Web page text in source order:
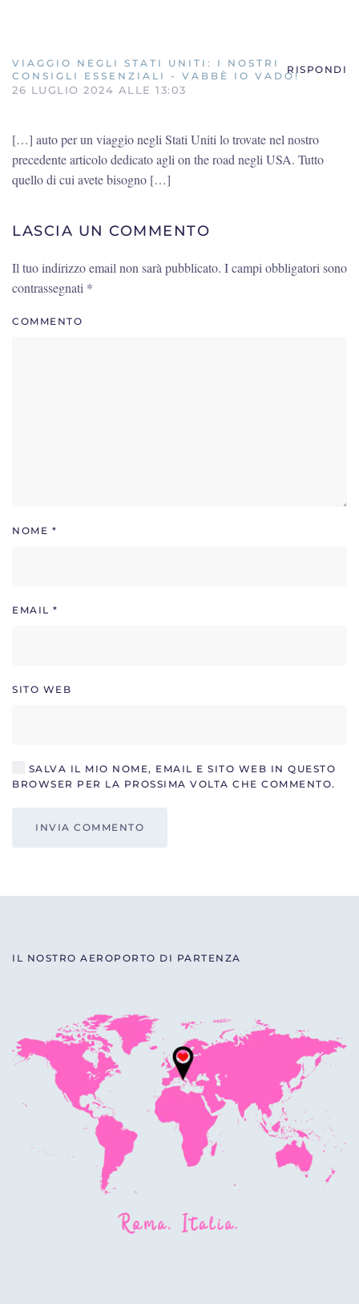
VIAGGIO NEGLI STATI UNITI: I NOSTRI
CONSIGLI ESSENZIALI - VABBÈ IO VADO!
26 LUGLIO 2024 ALLE 13:03
RISPONDI
[…] auto per un viaggio negli Stati Uniti lo trovate nel nostro
precedente articolo dedicato agli on the road negli USA. Tutto
quello di cui avete bisogno […]
LASCIA UN COMMENTO
Il tuo indirizzo email non sarà pubblicato. I campi obbligatori sono
contrassegnati *
COMMENTO
NOME *
EMAIL *
SITO WEB
SALVA IL MIO NOME, EMAIL E SITO WEB IN QUESTO
BROWSER PER LA PROSSIMA VOLTA CHE COMMENTO.
INVIA COMMENTO
IL NOSTRO AEROPORTO DI PARTENZA